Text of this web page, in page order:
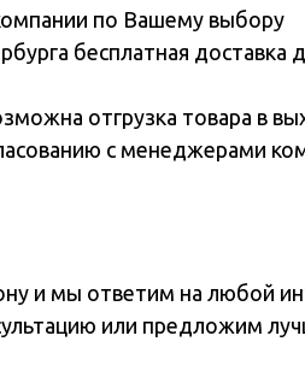
по Вашему выбору
бесплатная доставка
отгрузка товара в
с менеджерами
и мы ответим на любой
или предложим